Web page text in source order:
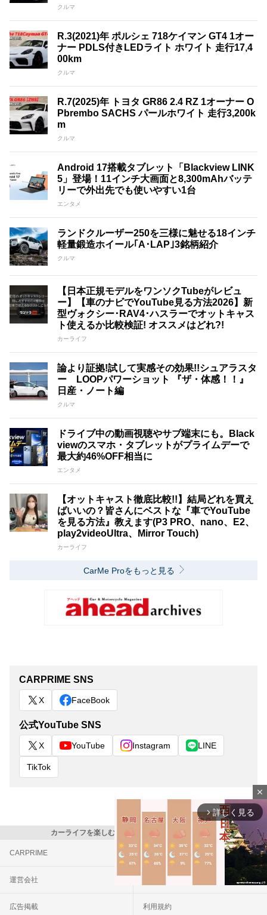
クルマ
R.3(2021)年 ポルシェ 718ケイマン GT4 1オー
ナー PDLS付きLEDライト ホワイト 走行17,4
00km
クルマ
R.7(2025)年 トヨタ GR86 2.4 RZ 1オーナー O
Pbrembo SACHS パールホワイト 走行3,200k
m
クルマ
Android 17搭載タブレット「Blackview LINK
5」登場！11インチ大画面と8,300mAhバッテ
リーで外出先でも使いやすい1台
エンタメ
ランドクルーザー250を三様に魅せる18インチ
軽量鍛造ホイール｢A･LAP｣3銘柄紹介
クルマ
【日本正規モデルをワンソクTubeがレビュ
ー】【車のナビでYouTube見る方法2026】新
型ヴォクシー･RAV4･ハスラーでオットキャス
ト使えるか比較検証! オススメはどれ?!
カーライフ
論より証拠!試して実感その効果!!シュアラスタ
ー LOOPパワーショット 『ザ・体感！！』
日産・ノート編
クルマ
ドライブ中の動画視聴やサブ端末にも。Black
viewのスマホ・タブレットがプライムデーで
最大約46%OFF相当に
エンタメ
【オットキャスト徹底比較!!】結局どれを買え
ばいいの？皆さんにベストな『車でYouTube
を見る方法』教えます(P3 PRO、nano、E2、
play2videoUltra、Mirror Touch)
カーライフ
CarMe Proをもっと見る
CARPRIME SNS
X FaceBook
公式YouTube SNS
X YouTube Instagram LINE
TikTok
カーライフを楽しむ全ての人に クルマ情報マガジン
CARPRIME カスタムCarMe
運営会社
広告掲載 利用規約
close
arrow_forward_ios 詳しく見る